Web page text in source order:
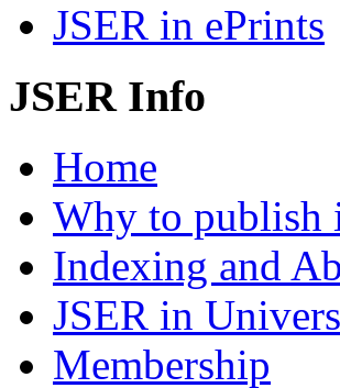
JSER in ePrints
JSER Info
Home
Why to publish
Indexing and
JSER in
Membership